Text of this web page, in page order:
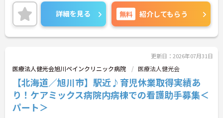
入社時研修はもちろん、サービス・職種ごとに研修
カリキュラムが整っており学び成長できる環境で
す。
ご興味のある方は面接対策ポイントなどお話致しま
詳細を見る 無料 紹介してもらう
更新日：2026年07月31日
医療法人健光会旭川ペインクリニック病院 医療法人健光会
【北海道／旭川市】駅近♪育児休業取得実績あ
り！ケアミックス病院内病棟での看護助手募集＜
パート＞